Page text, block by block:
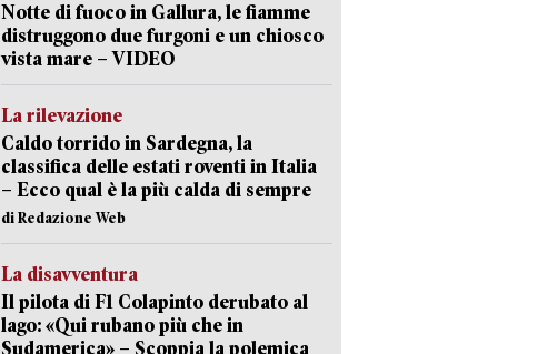
Notte di fuoco in Gallura, le fiamme
distruggono due furgoni e un chiosco
vista mare – VIDEO
La rilevazione
Caldo torrido in Sardegna, la
classifica delle estati roventi in Italia
– Ecco qual è la più calda di sempre
di Redazione Web
La disavventura
Il pilota di F1 Colapinto derubato al
lago: «Qui rubano più che in
Sudamerica» – Scoppia la polemica